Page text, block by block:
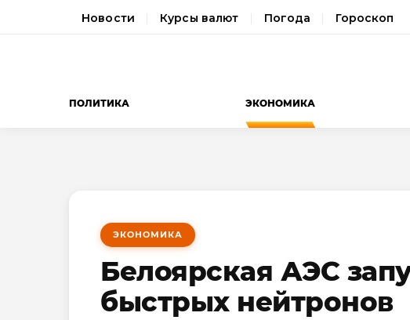
Новости Курсы валют Погода Гороскоп
ПОЛИТИКА ЭКОНОМИКА
ЭКОНОМИКА
Белоярская АЭС
быстрых нейтронов